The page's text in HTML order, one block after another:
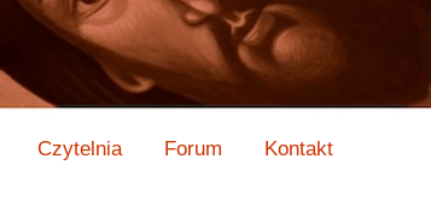
Czytelnia Forum Kontakt